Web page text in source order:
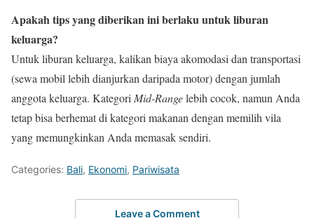
Apakah tips yang diberikan ini berlaku untuk liburan
keluarga?
Untuk liburan keluarga, kalikan biaya akomodasi dan transportasi
(sewa mobil lebih dianjurkan daripada motor) dengan jumlah
anggota keluarga. Kategori Mid-Rangelebih cocok, namun Anda
tetap bisa berhemat di kategori makanan dengan memilih vila
yang memungkinkan Anda memasak sendiri.
Categories: Bali, Ekonomi, Pariwisata
Leave a Comment